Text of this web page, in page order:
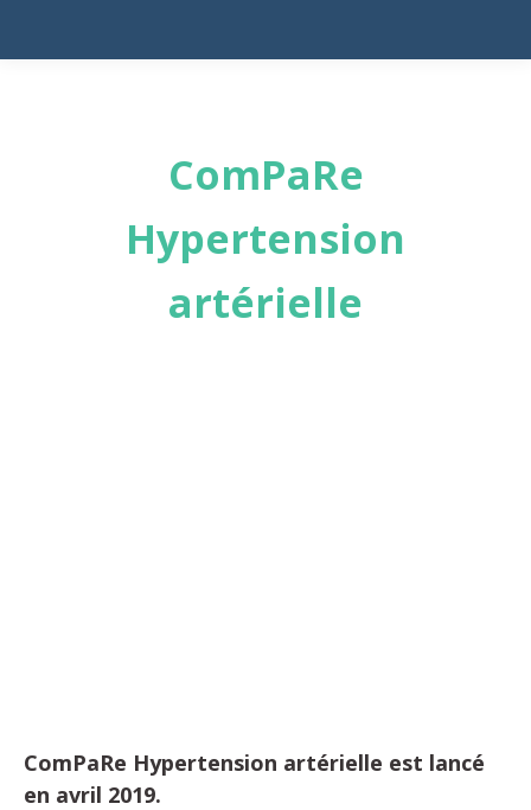
ComPaRe
Hypertension
artérielle
ComPaRe Hypertension artérielle est lancé
en avril 2019.